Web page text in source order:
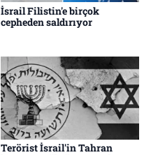
İsrail Filistin'e birçok
cepheden saldırıyor
Terörist İsrail'in Tahran